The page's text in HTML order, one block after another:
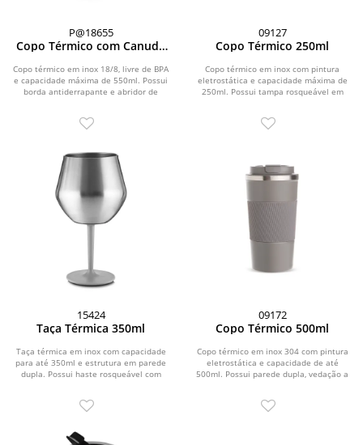
P@18655
Copo Térmico com Canudo
Copo térmico em inox 18/8, livre de BPA
e capacidade máxima de 550ml. Possui
borda antiderrapante e abridor de
09127
Copo Térmico 250ml
Copo térmico em inox com pintura
eletrostática e capacidade máxima de
250ml. Possui tampa rosqueável em
15424
Taça Térmica 350ml
Taça térmica em inox com capacidade
para até 350ml e estrutura em parede
dupla. Possui haste rosqueável com
09172
Copo Térmico 500ml
Copo térmico em inox 304 com pintura
eletrostática e capacidade de até
500ml. Possui parede dupla, vedação a